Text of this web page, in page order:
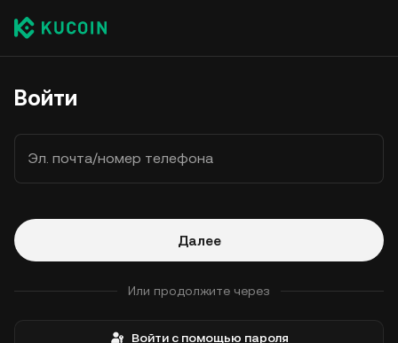
Войти
Эл. почта/номер телефона
Далее
Или продолжите через
Войти с помощью пароля